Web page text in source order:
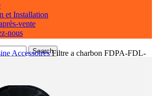
et Installation
vente
nous
Search
AccessoiresFiltre a charbon FDPA-FDL-